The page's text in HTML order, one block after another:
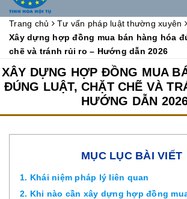
DỊCH VỤ KẾ TOÁN - THUẾ XÚC TIẾN
ĐÀO TẠO TUYỂN DỤNG
Trang chủ
Tư vấn pháp luật thường xuyên
Xây dựng hợp đồng mua bán hàng hóa
chẽ và tránh rủi ro – Hướng dẫn 2026
XÂY DỰNG HỢP ĐỒNG MUA
ĐÚNG LUẬT, CHẶT CHẼ VÀ
HƯỚNG DẪN
MỤC LỤC BÀI VIẾT
1. Khái niệm pháp lý liên quan
2. Khi nào cần xây dựng hợp đồng